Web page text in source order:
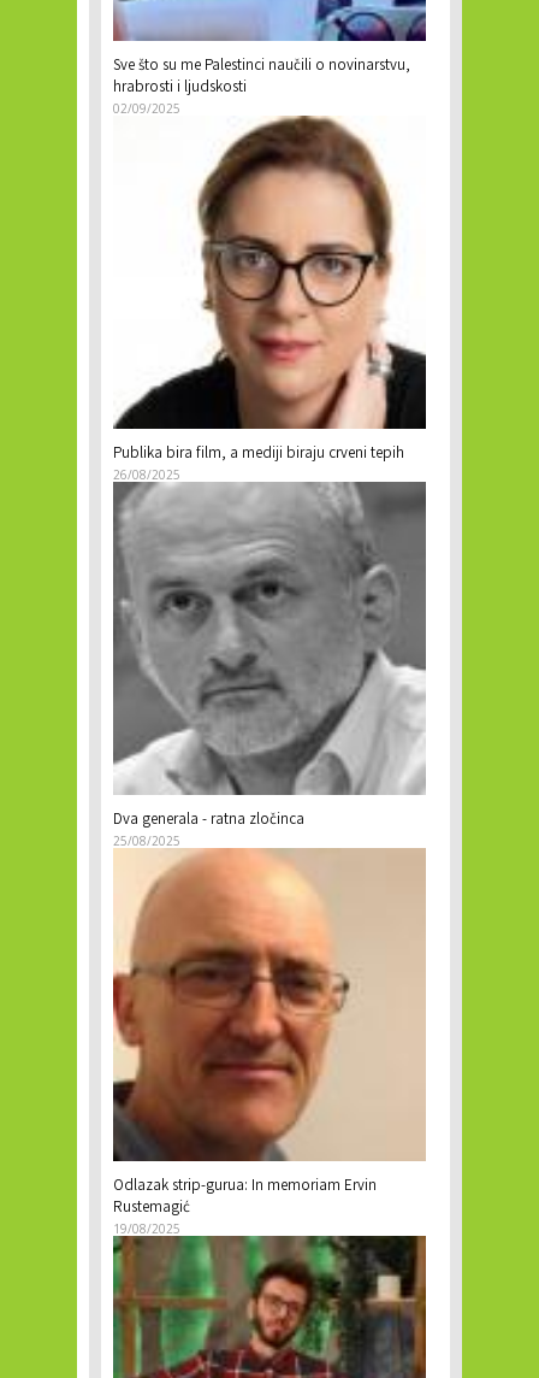
Sve što su me Palestinci naučili o novinarstvu,
hrabrosti i ljudskosti
02/09/2025
Publika bira film, a mediji biraju crveni tepih
26/08/2025
Dva generala - ratna zločinca
25/08/2025
Odlazak strip-gurua: In memoriam Ervin
Rustemagić
19/08/2025